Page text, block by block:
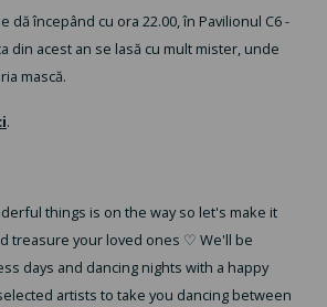
dă începând cu ora 22.00, în Pavilionul C6 -
din acest an se lasă cu mult mister, unde
mască.
.
things is on the way so let's make it
treasure your loved ones ♡ We'll be
days and dancing nights with a happy
artists to take you dancing between